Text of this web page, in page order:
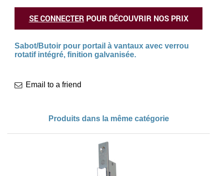
SE CONNECTER POUR DÉCOUVRIR NOS PRIX
Sabot/Butoir pour portail à vantaux avec verrou
rotatif intégré, finition galvanisée.
Email to a friend
Produits dans la même catégorie